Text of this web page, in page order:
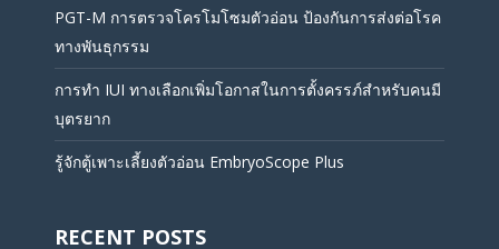
PGT-M การตรวจโครโมโซมตัวอ่อน ป้องกันการส่งต่อโรค
ทางพันธุกรรม
การทำ IUI ทางเลือกเพิ่มโอกาสในการตั้งครรภ์สำหรับคนมี
บุตรยาก
รู้จักตู้เพาะเลี้ยงตัวอ่อน EmbryoScope Plus
RECENT POSTS